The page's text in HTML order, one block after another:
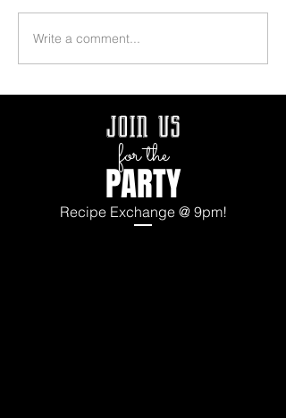
Write a comment...
join us
for the
PARTY
Recipe Exchange @ 9pm!